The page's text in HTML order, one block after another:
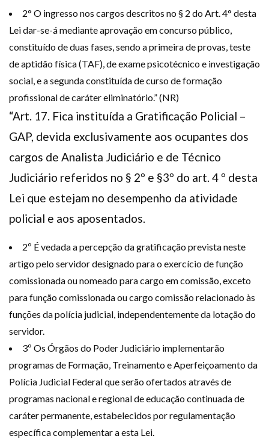
2° O ingresso nos cargos descritos no § 2 do Art. 4° desta
Lei dar-se-á mediante aprovação em concurso público,
constituído de duas fases, sendo a primeira de provas, teste
de aptidão física (TAF), de exame psicotécnico e investigação
social, e a segunda constituída de curso de formação
profissional de caráter eliminatório.” (NR)
“Art. 17. Fica instituída a Gratificação Policial –
GAP, devida exclusivamente aos ocupantes dos
cargos de Analista Judiciário e de Técnico
Judiciário referidos no § 2º e §3º do art. 4 º desta
Lei que estejam no desempenho da atividade
policial e aos aposentados.
2º É vedada a percepção da gratificação prevista neste
artigo pelo servidor designado para o exercício de função
comissionada ou nomeado para cargo em comissão, exceto
para função comissionada ou cargo comissão relacionado às
funções da polícia judicial, independentemente da lotação do
servidor.
3º Os Órgãos do Poder Judiciário implementarão
programas de Formação, Treinamento e Aperfeiçoamento da
Polícia Judicial Federal que serão ofertados através de
programas nacional e regional de educação continuada de
caráter permanente, estabelecidos por regulamentação
específica complementar a esta Lei.